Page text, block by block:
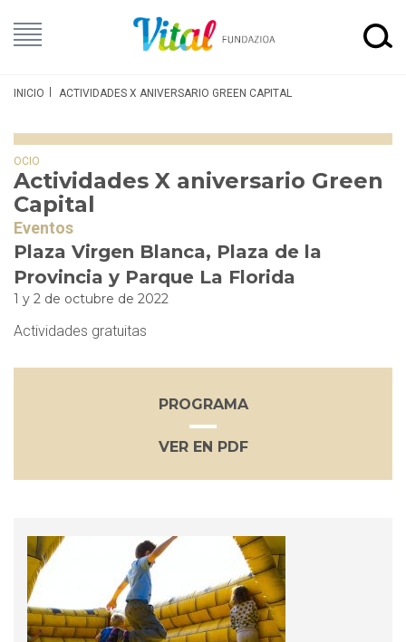
INICIO ACTIVIDADES X ANIVERSARIO GREEN CAPITAL
OCIO
Actividades X aniversario Green
Capital
Eventos
Plaza Virgen Blanca, Plaza de la
Provincia y Parque La Florida
1 y 2 de octubre de 2022
Actividades gratuitas
PROGRAMA
VER EN PDF